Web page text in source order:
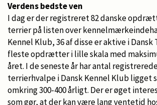
Verdens bedste ven
I dag er der registreret 82 danske
terrier på listen over
Kennel Klub, 36 af disse er aktive i Dansk
fleste opdrætter i lille skala med
året. I de seneste år har antal
terrierhvalpe i Dansk Kennel Klub ligget
omkring 300-400 årligt. Der er øget
som gør, at der kan være lang ventetid